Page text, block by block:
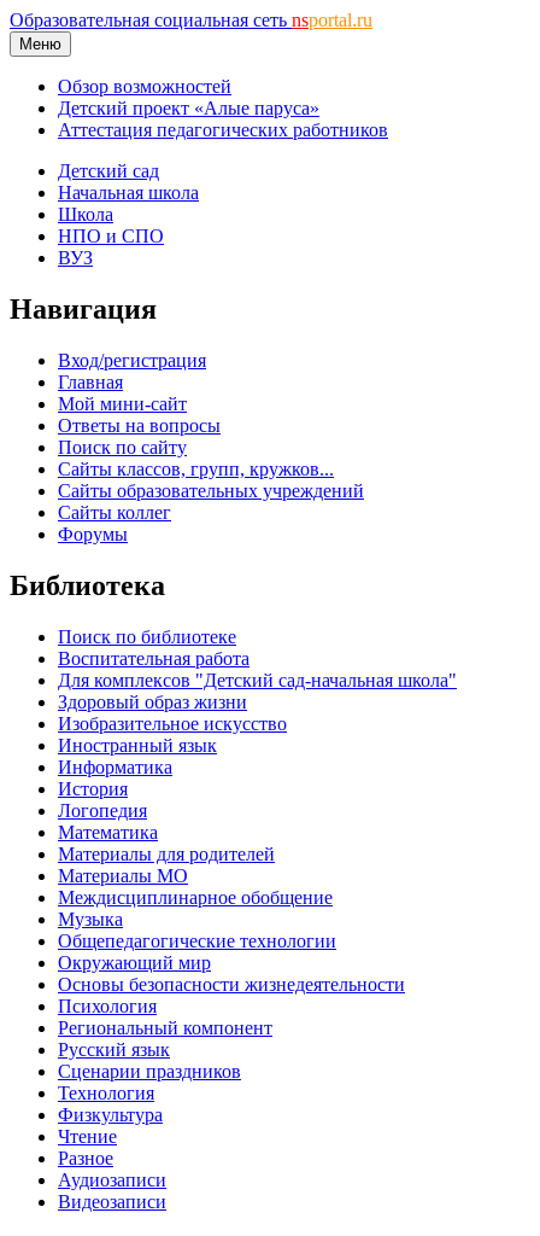
Образовательная социальная сеть nsportal.ru
Меню
Обзор возможностей
Детский проект «Алые паруса»
Аттестация педагогических работников
Детский сад
Начальная школа
Школа
НПО и СПО
ВУЗ
Навигация
Вход/регистрация
Главная
Мой мини-сайт
Ответы на вопросы
Поиск по сайту
Сайты классов, групп, кружков...
Сайты образовательных учреждений
Сайты коллег
Форумы
Библиотека
Поиск по библиотеке
Воспитательная работа
Для комплексов "Детский сад-начальная школа"
Здоровый образ жизни
Изобразительное искусство
Иностранный язык
Информатика
История
Логопедия
Математика
Материалы для родителей
Материалы МО
Междисциплинарное обобщение
Музыка
Общепедагогические технологии
Окружающий мир
Основы безопасности жизнедеятельности
Психология
Региональный компонент
Русский язык
Сценарии праздников
Технология
Физкультура
Чтение
Разное
Аудиозаписи
Видеозаписи